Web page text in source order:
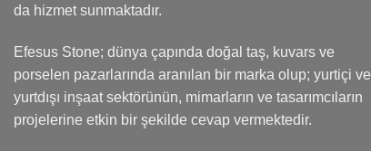
da hizmet sunmaktadır.
Efesus Stone; dünya çapında doğal taş, kuvars ve
porselen pazarlarında aranılan bir marka olup; yurtiçi ve
yurtdışı inşaat sektörünün, mimarların ve tasarımcıların
projelerine etkin bir şekilde cevap vermektedir.